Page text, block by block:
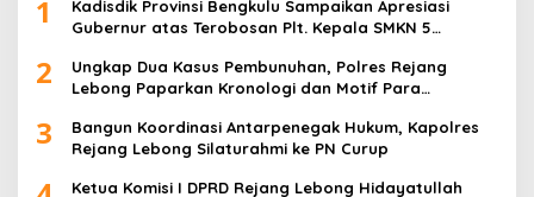
1
Kadisdik Provinsi Bengkulu Sampaikan Apresiasi
Gubernur atas Terobosan Plt. Kepala SMKN 5
2
Ungkap Dua Kasus Pembunuhan, Polres Rejang
Lebong Paparkan Kronologi dan Motif Para
3
Bangun Koordinasi Antarpenegak Hukum, Kapolres
Rejang Lebong Silaturahmi ke PN Curup
Ketua Komisi I DPRD Rejang Lebong Hidayatullah